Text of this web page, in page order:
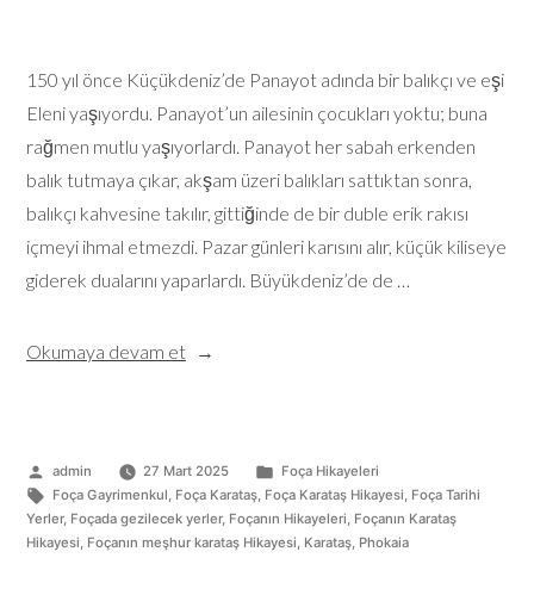
150 yıl önce Küçükdeniz’de Panayot adında bir balıkçı ve eşi
Eleni yaşıyordu. Panayot’un ailesinin çocukları yoktu; buna
rağmen mutlu yaşıyorlardı. Panayot her sabah erkenden
balık tutmaya çıkar, akşam üzeri balıkları sattıktan sonra,
balıkçı kahvesine takılır, gittiğinde de bir duble erik rakısı
içmeyi ihmal etmezdi. Pazar günleri karısını alır, küçük kiliseye
giderek dualarını yaparlardı. Büyükdeniz’de de …
Okumaya devam et
admin 27 Mart 2025
Foça Hikayeleri
Foça Gayrimenkul, Foça Karataş, Foça Karataş Hikayesi, Foça Tarihi
Yerler, Foçada gezilecek yerler, Foçanın Hikayeleri, Foçanın Karataş
Hikayesi, Foçanın meşhur karataş Hikayesi, Karataş, Phokaia